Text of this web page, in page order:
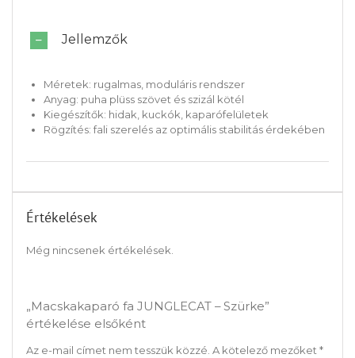
Jellemzők
Méretek: rugalmas, moduláris rendszer
Anyag: puha plüss szövet és szizál kötél
Kiegészítők: hidak, kuckók, kaparófelületek
Rögzítés: fali szerelés az optimális stabilitás érdekében
Értékelések
Még nincsenek értékelések.
„Macskakaparó fa JUNGLECAT – Szürke”
értékelése elsőként
Az e-mail címet nem tesszük közzé. A kötelező mezőket*